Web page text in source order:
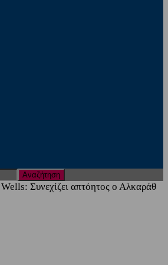
Συνεχίζει απτόητος ο Αλκαράθ